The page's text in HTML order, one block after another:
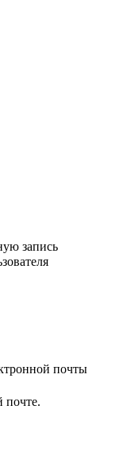
запись
почты
почте.